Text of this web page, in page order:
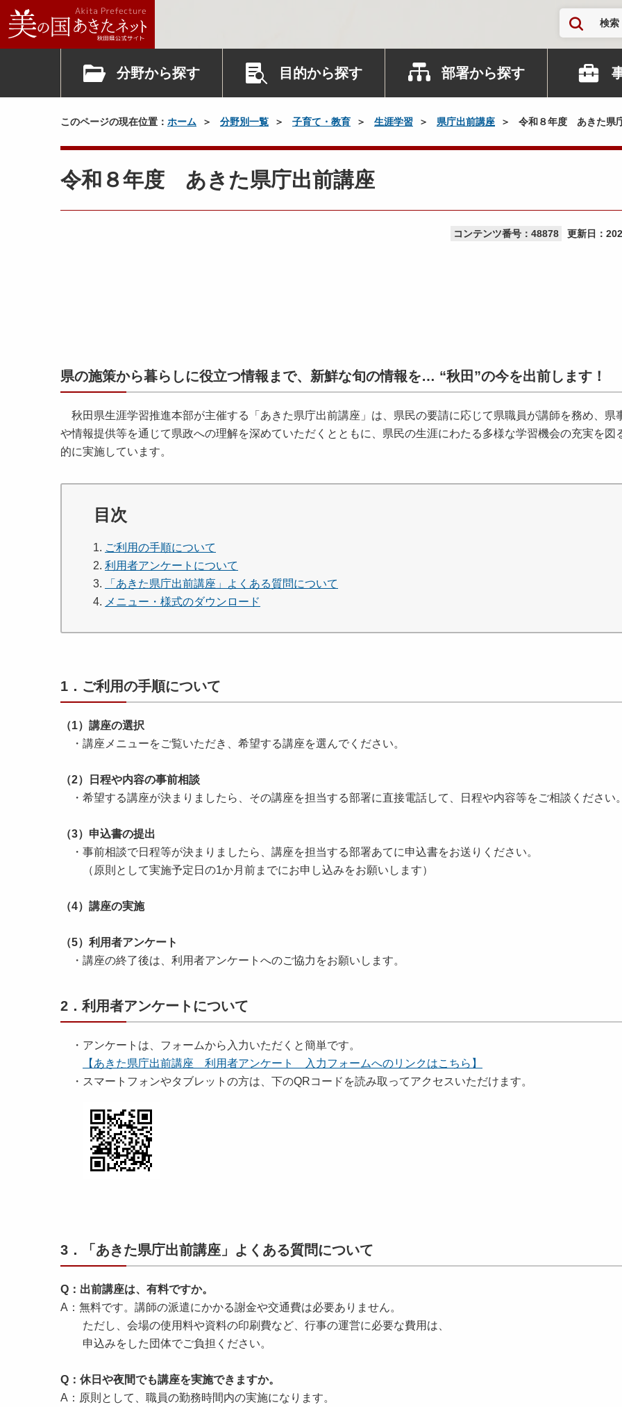
検索
分野から探す 目的から探す 部署から探す
このページの現在位置： ホーム 分野別一覧 子育て・教育 生涯学習 県庁出前講座 令和８年度 あきた県
令和８年度 あきた県庁出前講座
コンテンツ番号：48878 更新日：
県の施策から暮らしに役立つ情報まで、新鮮な旬の情報を… “秋田”の今を出前します！
秋田県生涯学習推進本部が主催する「あきた県庁出前講座」は、県民の要請に応じて県職員が講師を務め、県
や情報提供等を通じて県政への理解を深めていただくとともに、県民の生涯にわたる多様な学習機会の充実を図
的に実施しています。
目次
ご利用の手順について
利用者アンケートについて
「あきた県庁出前講座」よくある質問について
メニュー・様式のダウンロード
1．ご利用の手順について
（1）講座の選択
・講座メニューをご覧いただき、希望する講座を選んでください。
（2）日程や内容の事前相談
・希望する講座が決まりましたら、その講座を担当する部署に直接電話して、日程や内容等をご相談ください
（3）申込書の提出
・事前相談で日程等が決まりましたら、講座を担当する部署あてに申込書をお送りください。
（原則として実施予定日の1か月前までにお申し込みをお願いします）
（4）講座の実施
（5）利用者アンケート
・講座の終了後は、利用者アンケートへのご協力をお願いします。
2．利用者アンケートについて
・アンケートは、フォームから入力いただくと簡単です。
【あきた県庁出前講座 利用者アンケート 入力フォームへのリンクはこちら】
・スマートフォンやタブレットの方は、下のQRコードを読み取ってアクセスいただけます。
3．「あきた県庁出前講座」よくある質問について
Q：出前講座は、有料ですか。
A：無料です。講師の派遣にかかる謝金や交通費は必要ありません。
ただし、会場の使用料や資料の印刷費など、行事の運営に必要な費用は、
申込みをした団体でご負担ください。
Q：休日や夜間でも講座を実施できますか。
A：原則として、職員の勤務時間内の実施になります。